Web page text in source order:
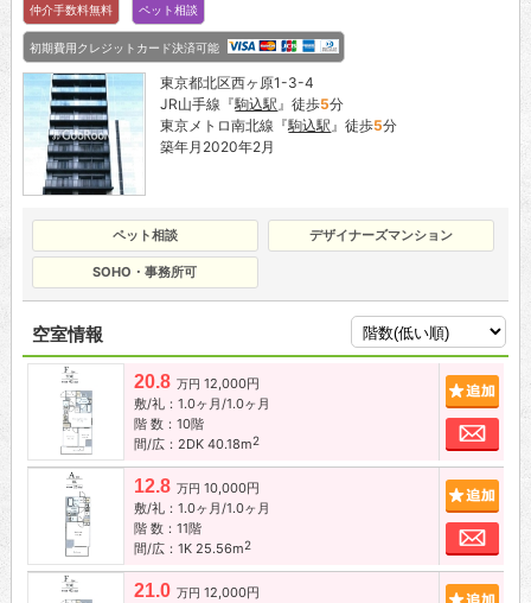
仲介手数料無料 ペット相談
初期費用クレジットカード決済可能
東京都北区西ヶ原1-3-4
JR山手線『駒込駅 』徒歩5分
東京メトロ南北線『駒込駅 』徒歩5分
築年月2020年2月
ペット相談 デザイナーズマンション
SOHO・事務所可
空室情報
20.8 万円 12,000円
敷/礼：1.0ヶ月/1.0ヶ月
階 数：10階
間/広：2DK 40.18m2
お
12.8 万円 10,000円
敷/礼：1.0ヶ月/1.0ヶ月
階 数：11階
間/広：1K 25.56m2
お
21.0 万円 12,000円